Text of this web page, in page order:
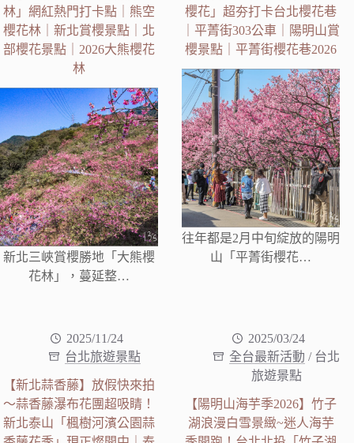
林」網紅熱門打卡點｜熊空
櫻花林｜新北賞櫻景點｜北
部櫻花景點｜2026大熊櫻花
林
新北三峽賞櫻勝地「大熊櫻
花林」，蔓延整…
櫻花」超夯打卡台北櫻花巷
｜平菁街303公車｜陽明山賞
櫻景點｜平菁街櫻花巷2026
往年都是2月中旬綻放的陽明
山「平菁街櫻花…
2025/11/24
台北旅遊景點
【新北蒜香藤】放假快來拍
～蒜香藤瀑布花團超吸睛！
新北泰山「楓樹河濱公園蒜
2025/03/24
全台最新活動 / 台北
旅遊景點
【陽明山海芋季2026】竹子
湖浪漫白雪景緻~迷人海芋